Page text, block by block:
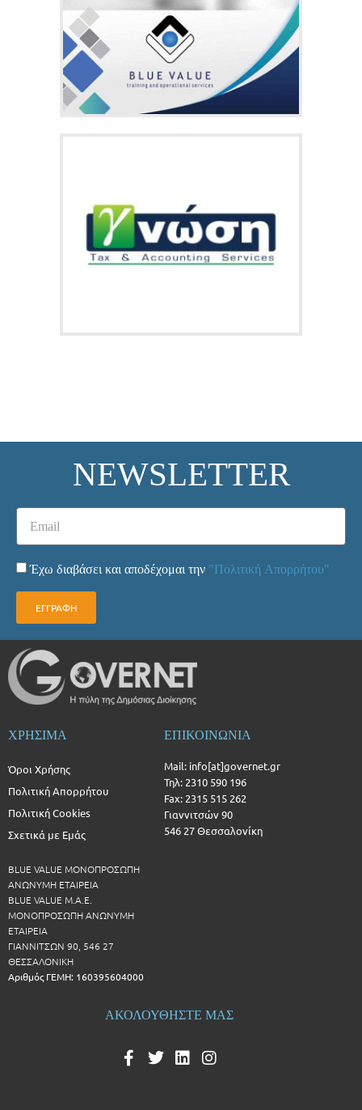
NEWSLETTER
Έχω διαβάσει και αποδέχομαι την "Πολιτική Απορρήτου"
ΕΓΓΡΑΦΗ
ΧΡΗΣΙΜΑ
Όροι Χρήσης
Πολιτική Απορρήτου
Πολιτική Cookies
Σχετικά με Εμάς
BLUE VALUE ΜΟΝΟΠΡΟΣΩΠΗ
ΑΝΩΝΥΜΗ ΕΤΑΙΡΕΙΑ
BLUE VALUE Μ.Α.Ε.
ΜΟΝΟΠΡΟΣΩΠΗ ΑΝΩΝΥΜΗ
ΕΤΑΙΡΕΙΑ
ΓΙΑΝΝΙΤΣΩΝ 90, 546 27
ΘΕΣΣΑΛΟΝΙΚΗ
Αριθμός ΓΕΜΗ: 160395604000
ΕΠΙΚΟΙΝΩΝΙΑ
Mail: info[at]governet.gr
Τηλ: 2310 590 196
Fax: 2315 515 262
Γιαννιτσών 90
546 27 Θεσσαλονίκη
ΑΚΟΛΟΥΘΗΣΤΕ ΜΑΣ